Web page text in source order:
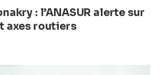
: l’ANASUR alerte sur
axes routiers